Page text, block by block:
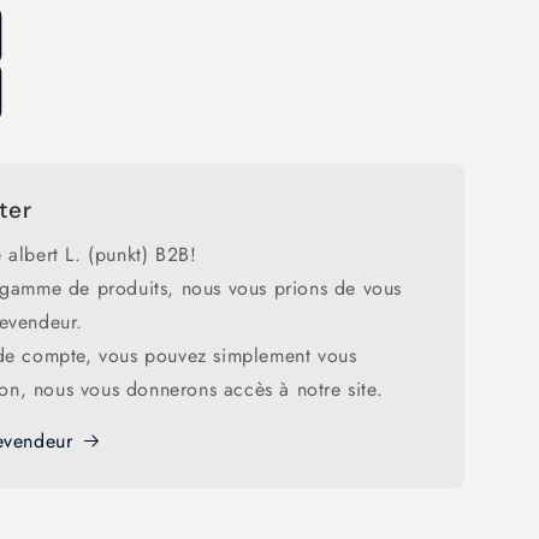
albert L. (punkt) B2B!
de produits, nous vous prions de vous
compte, vous pouvez simplement vous
nous vous donnerons accès à notre site.